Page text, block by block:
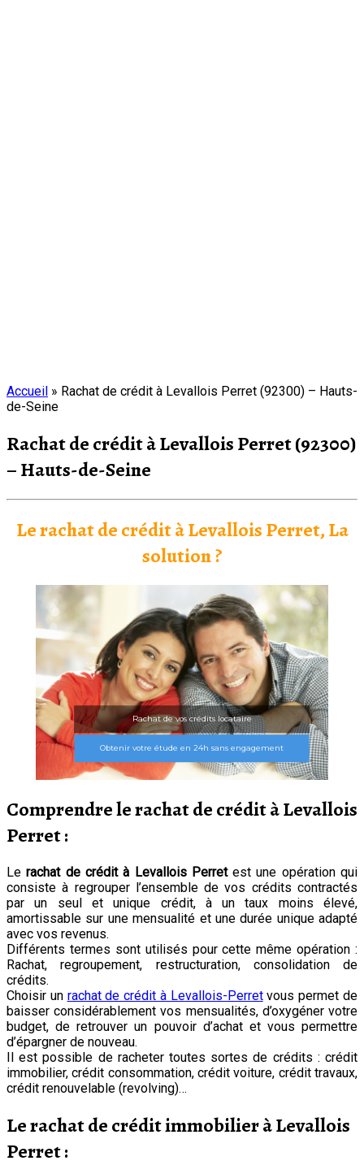
Accueil » Rachat de crédit à Levallois Perret (92300) – Hauts-
de-Seine
Rachat de crédit à Levallois Perret (92300)
– Hauts-de-Seine
Le rachat de crédit à Levallois Perret, La
solution ?
en 24h sans engagement
vos crédits locataire
Votre étude en
Rachat
Comprendre le rachat de crédit à Levallois
Perret :
Lerachat de crédit à Levallois Perretest une opération qui
consiste à regrouper l’ensemble de vos crédits contractés
par un seul et unique crédit, à un taux moins élevé,
amortissable sur une mensualité et une durée unique adapté
avec vos revenus.
Différents termes sont utilisés pour cette même opération :
Rachat, regroupement, restructuration, consolidation de
crédits.
Choisir un rachat de crédit à Levallois-Perretvous permet de
baisser considérablement vos mensualités, d’oxygéner votre
budget, de retrouver un pouvoir d’achat et vous permettre
d’épargner de nouveau.
Il est possible de racheter toutes sortes de crédits : crédit
immobilier, crédit consommation, crédit voiture, crédit travaux,
crédit renouvelable (revolving)…
Le rachat de crédit immobilier à Levallois
Perret :